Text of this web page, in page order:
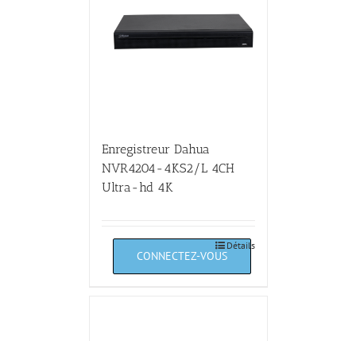
Enregistreur Dahua
NVR4204-4KS2/L 4CH
Ultra-hd 4K
Détails